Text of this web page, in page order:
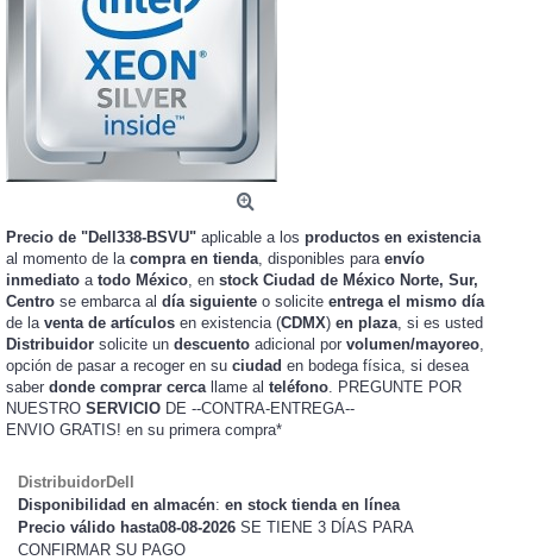
Precio de "Dell338-BSVU" aplicable a los productos en existencia
al momento de la compra en tienda, disponibles para envío
inmediato a todo México, en stock Ciudad de México Norte, Sur,
Centro se embarca al día siguiente o solicite entrega el mismo día
de la venta de artículos en existencia (CDMX) en plaza, si es usted
Distribuidor solicite un descuento adicional por volumen/mayoreo,
opción de pasar a recoger en su ciudad en bodega física, si desea
saber donde comprar cercallame al teléfono. PREGUNTE POR
NUESTRO SERVICIO DE --CONTRA-ENTREGA--
ENVIO GRATIS! en su primera compra*
DistribuidorDell
Disponibilidad en almacén: en stock tienda en línea
Precio válido hasta08-08-2026 SE TIENE 3 DÍAS PARA
CONFIRMAR SU PAGO